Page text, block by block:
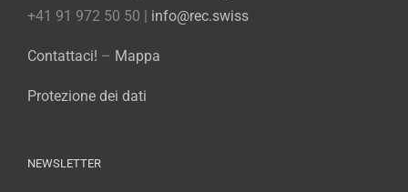
+41 91 972 50 50 | info@rec.swiss
Contattaci! – Mappa
Protezione dei dati
NEWSLETTER